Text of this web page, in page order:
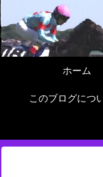
ホーム
このブログにつ